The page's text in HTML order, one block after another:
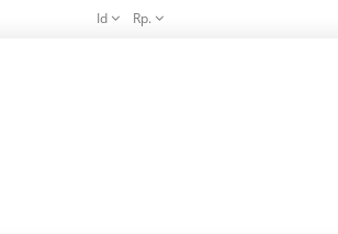
Id Rp.